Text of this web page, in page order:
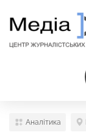
Аналітика